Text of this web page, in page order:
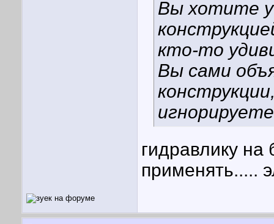
Вы хотите
кто-то
Вы сами
гидравлику
применять.....